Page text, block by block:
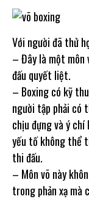
Với người đã thử
– Đây là một môn
đấu quyết liệt.
– Boxing có kỹ
người tập phải có
chịu đựng và ý
yếu tố không thể
thi đấu.
– Môn võ này
trong phản xạ mà